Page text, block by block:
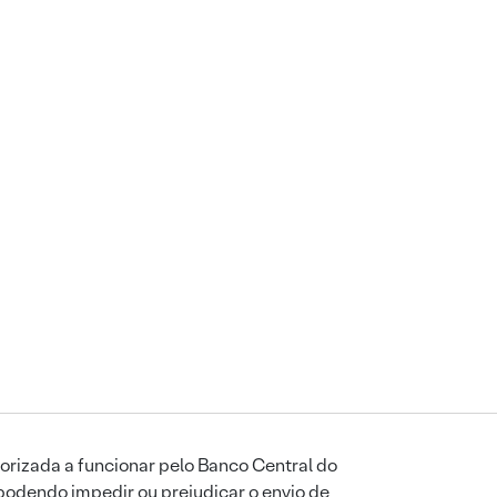
a funcionar pelo Banco Central do
impedir ou prejudicar o envio de